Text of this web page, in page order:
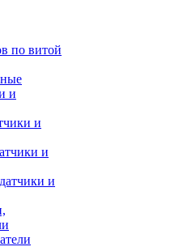
по витой
и
и
и
и